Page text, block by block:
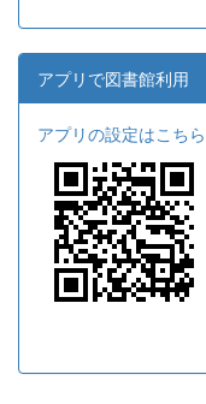
アプリで図書館利用
アプリの設定はこちら